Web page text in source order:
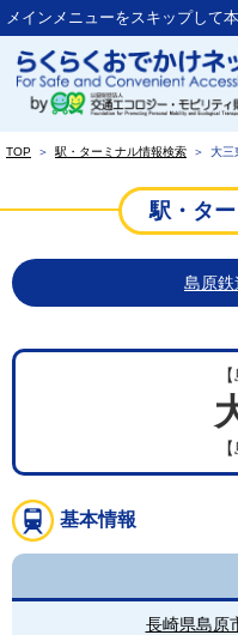
メインメニューをスキップして
TOP ＞ 駅・ターミナル情報検索 ＞ 大三
駅・タ
島原鉄
基本情報
長崎県島原